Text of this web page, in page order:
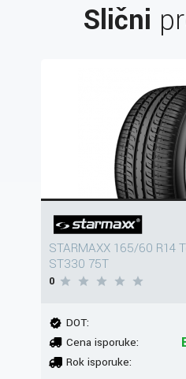
Slični
STARMAXX 165/60 R14
ST330 75T
0
DOT:
Cena isporuke:
Rok isporuke: